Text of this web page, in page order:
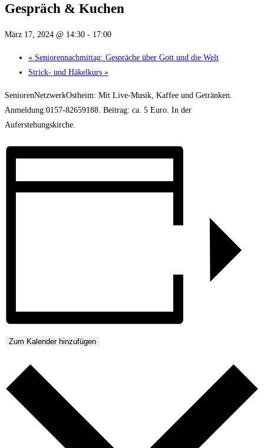
Gespräch & Kuchen
März 17, 2024 @ 14:30 - 17:00
« Seniorennachmittag: Gespräche über Gott und die Welt
Strick- und Häkelkurs »
SeniorenNetzwerkOstheim: Mit Live-Musik, Kaffee und Getränken.
Anmeldung:0157-82659188. Beitrag: ca. 5 Euro. In der
Auferstehungskirche.
Zum Kalender hinzufügen